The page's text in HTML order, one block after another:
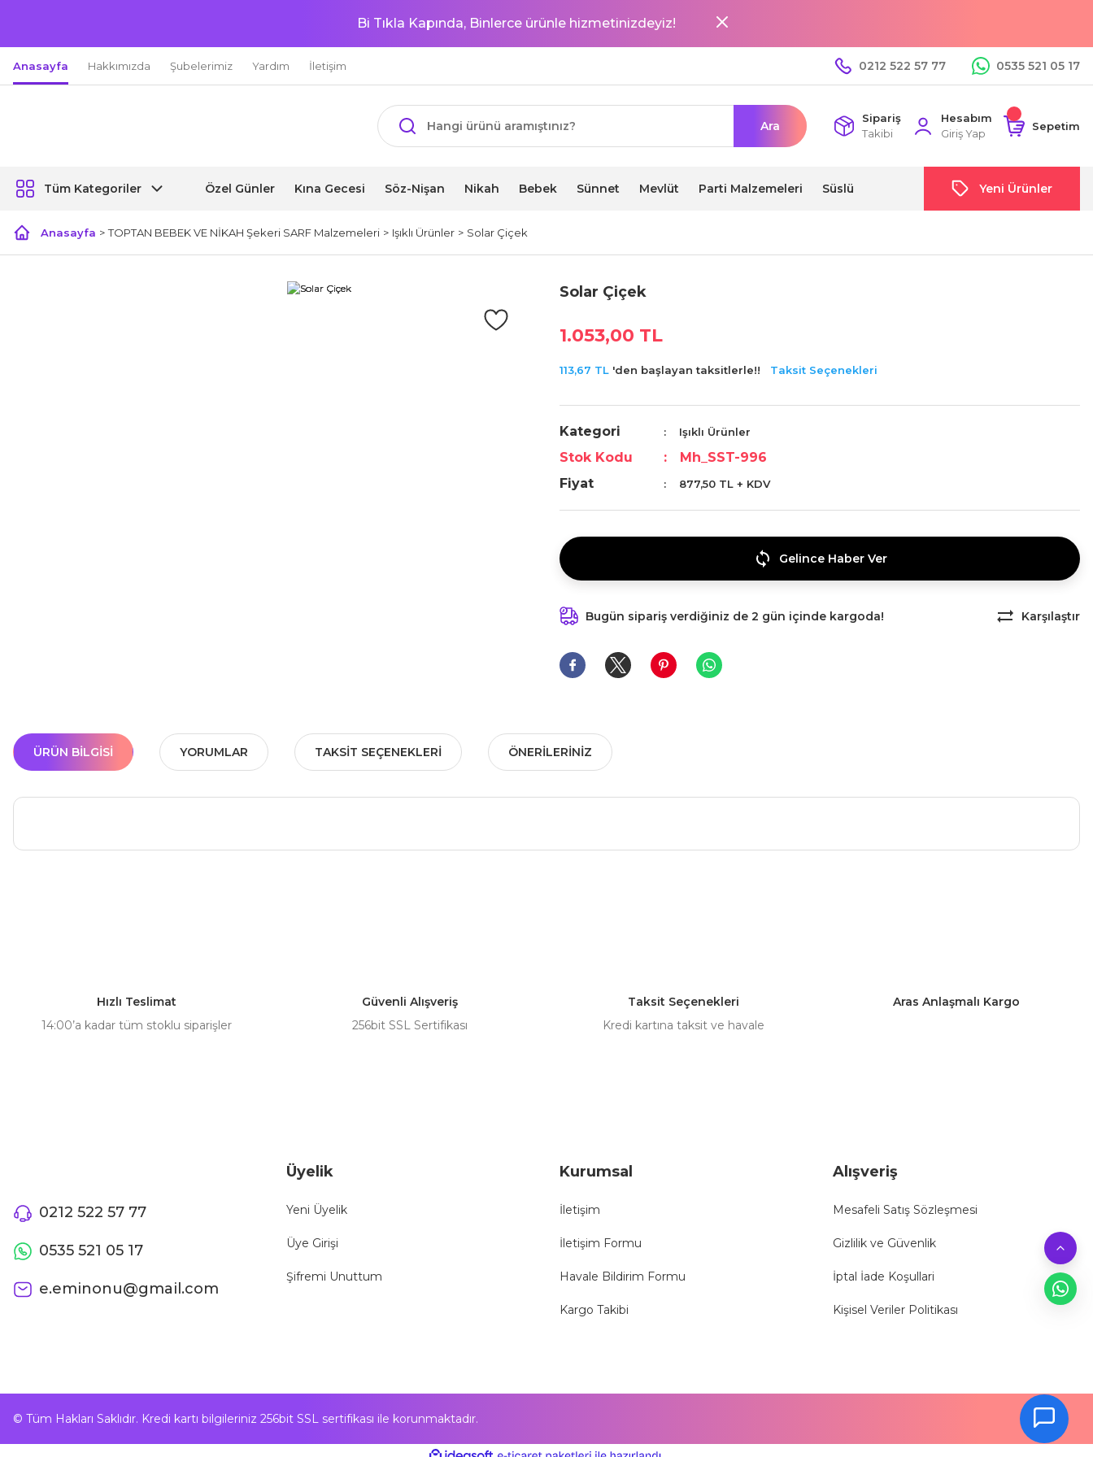
Bi Tıkla Kapında, Binlerce ürünle hizmetinizdeyiz!
Anasayfa Hakkımızda Şubelerimiz Yardım İletişim 0212 522 57 77 0535 521 05 17
Ara
Sipariş
Takibi
Hesabım
Giriş Yap
Sepetim
Tüm Kategoriler Özel Günler Kına Gecesi Söz-Nişan Nikah Bebek Sünnet Mevlüt Parti Malzemeleri Süslü Yeni Ürünler
Anasayfa TOPTAN BEBEK VE NİKAH Şekeri SARF Malzemeleri Işıklı Ürünler Solar Çiçek
Solar Çiçek
1.053,00 TL
113,67 TL 'den başlayan taksitlerle!! Taksit Seçenekleri
Kategori Işıklı Ürünler
Stok Kodu
Mh_SST-996
Fiyat
877,50 TL + KDV
Gelince Haber Ver
Bugün sipariş verdiğiniz de 2 gün içinde kargoda! Karşılaştır
ÜRÜN BILGISI YORUMLAR TAKSIT SEÇENEKLERI ÖNERILERINIZ
Ürün fiyatı diğer sitelerden daha pahalı.
Gönder
Hızlı Teslimat
14:00’a kadar tüm stoklu siparişler
Güvenli Alışveriş
256bit SSL Sertifikası
Taksit Seçenekleri
Kredi kartına taksit ve havale
Aras Anlaşmalı Kargo
0212 522 57 77
0535 521 05 17
e.eminonu@gmail.com
Üyelik
Yeni Üyelik
Üye Girişi
Şifremi Unuttum
Kurumsal
İletişim
İletişim Formu
Havale Bildirim Formu
Kargo Takibi
Alışveriş
Mesafeli Satış Sözleşmesi
Gizlilik ve Güvenlik
İptal İade Koşullari
Kişisel Veriler Politikası
© Tüm Hakları Saklıdır. Kredi kartı bilgileriniz 256bit SSL sertifikası ile korunmaktadır.